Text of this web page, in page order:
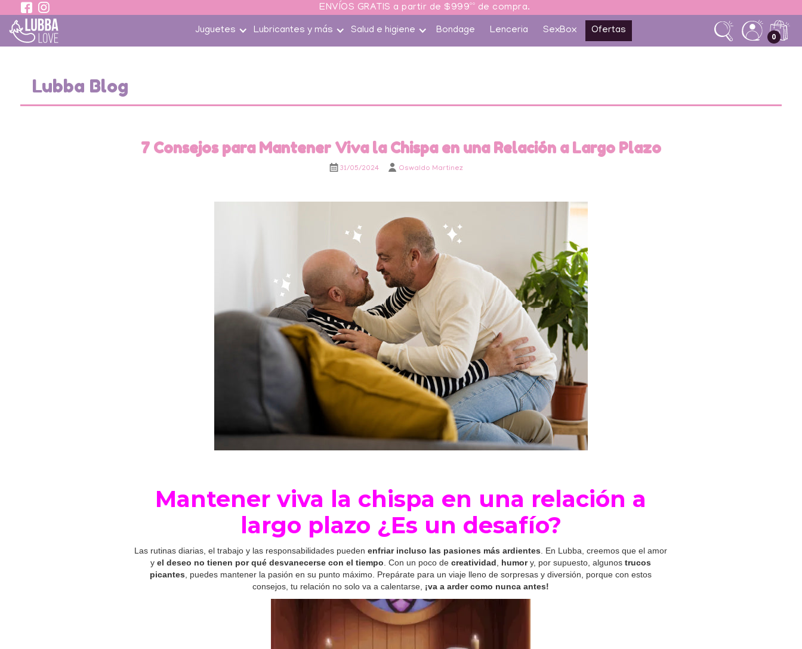
ENVÍOS GRATIS a partir de $999ºº de compra.
Juguetes Lubricantes y más Salud e higiene Bondage Lenceria SexBox Ofertas
0
Lubba Blog
7 Consejos para Mantener Viva la Chispa en una Relación a Largo Plazo
31/05/2024 Oswaldo Martinez
Mantener viva la chispa en una relación a
largo plazo ¿Es un desafío?
Las rutinas diarias, el trabajo y las responsabilidades puedenenfriar incluso las pasiones más ardientes . En Lubba, creemos que el amor
yel deseo no tienen por qué desvanecerse con el tiempo . Con un poco decreatividad humory, por supuesto, algunostrucos
picantes , puedes mantener la pasión en su punto máximo. Prepárate para un viaje lleno de sorpresas y diversión, porque con estos
consejos, tu relación no solo va a calentarse, ¡va a arder como nunca antes!